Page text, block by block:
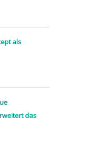
als
das